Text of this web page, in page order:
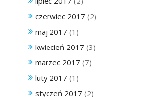
czerwiec 2017 (2)
maj 2017 (1)
kwiecień 2017 (3)
marzec 2017 (7)
luty 2017 (1)
styczeń 2017 (2)